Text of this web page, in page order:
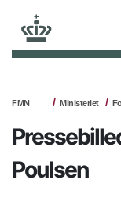
FMN Ministeriet
Poulsen